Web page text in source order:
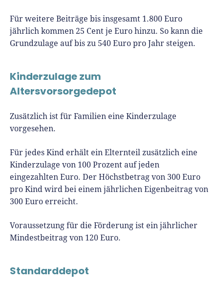
Für weitere Beiträge bis insgesamt 1.800 Euro
jährlich kommen 25 Cent je Euro hinzu. So kann die
Grundzulage auf bis zu 540 Euro pro Jahr steigen.
Kinderzulage zum
Altersvorsorgedepot
Zusätzlich ist für Familien eine Kinderzulage
vorgesehen.
Für jedes Kind erhält ein Elternteil zusätzlich eine
Kinderzulage von 100 Prozent auf jeden
eingezahlten Euro. Der Höchstbetrag von 300 Euro
pro Kind wird bei einem jährlichen Eigenbeitrag von
300 Euro erreicht.
Voraussetzung für die Förderung ist ein jährlicher
Mindestbeitrag von 120 Euro.
Standarddepot